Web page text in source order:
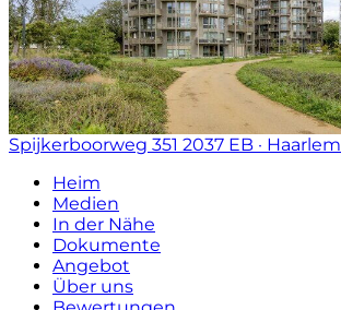
Spijkerboorweg 351 2037 EB · Haarlem
Heim
Medien
In der Nähe
Dokumente
Angebot
Über uns